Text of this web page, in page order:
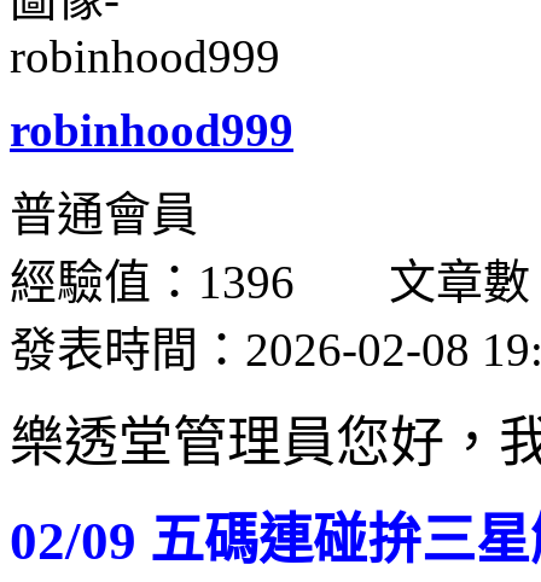
robinhood999
普通會員
經驗值：1396 文章數
發表時間：2026-02-08
樂透堂管理員您好，
02/09 五碼連碰拚三